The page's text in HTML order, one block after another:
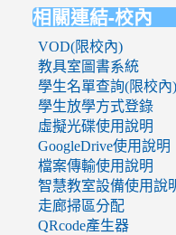
相關連結-校內
VOD(限校內)
教具室圖書系統
學生名單查詢(限校內)
學生放學方式登錄
虛擬光碟使用說明
GoogleDrive使用說明
檔案傳輸使用說明
智慧教室設備使用說
走廊掃區分配
QRcode產生器